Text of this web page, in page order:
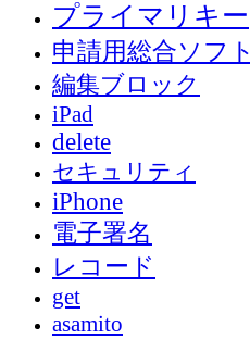
プライマリキー
申請用総合ソフト
編集ブロック
iPad
delete
セキュリティ
iPhone
電子署名
レコード
get
asamito